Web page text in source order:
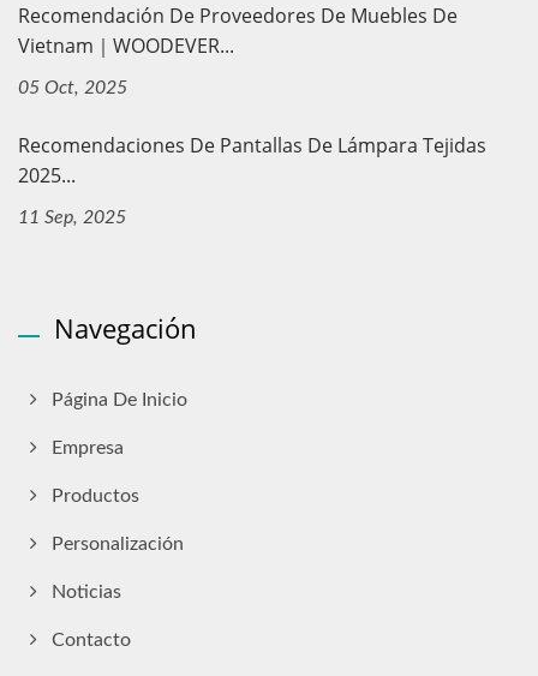
Recomendación De Proveedores De Muebles De
Vietnam｜WOODEVER...
05 Oct, 2025
Recomendaciones De Pantallas De Lámpara Tejidas
2025...
11 Sep, 2025
Navegación
Página De Inicio
Empresa
Productos
Personalización
Noticias
Contacto